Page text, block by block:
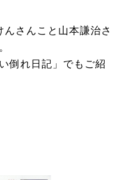
んさんこと山本謙治さ
倒れ日記」でもご紹